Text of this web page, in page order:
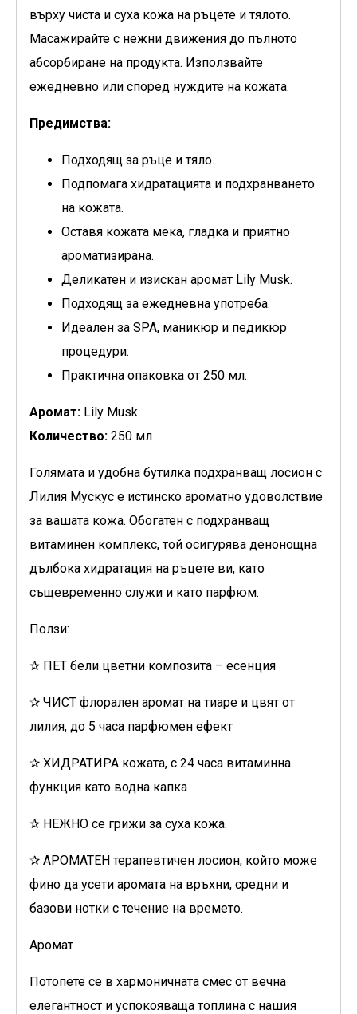
върху чиста и суха кожа на ръцете и тялото.
Масажирайте с нежни движения до пълното
абсорбиране на продукта. Използвайте
ежедневно или според нуждите на кожата.
Предимства:
Подходящ за ръце и тяло.
Подпомага хидратацията и подхранването
на кожата.
Оставя кожата мека, гладка и приятно
ароматизирана.
Деликатен и изискан аромат Lily Musk.
Подходящ за ежедневна употреба.
Идеален за SPA, маникюр и педикюр
процедури.
Практична опаковка от 250 мл.
Аромат: Lily Musk
Количество: 250 мл
Голямата и удобна бутилка подхранващ лосион с
Лилия Мускус е истинско ароматно удоволствие
за вашата кожа. Обогатен с подхранващ
витаминен комплекс, той осигурява денонощна
дълбока хидратация на ръцете ви, като
същевременно служи и като парфюм.
Ползи:
✰ ПЕТ бели цветни композита – есенция
✰ ЧИСТ флорален аромат на тиаре и цвят от
лилия, до 5 часа парфюмен ефект
✰ ХИДРАТИРА кожата, с 24 часа витаминна
функция като водна капка
✰ НЕЖНО се грижи за суха кожа.
✰ АРОМАТЕН терапевтичен лосион, който може
фино да усети аромата на връхни, средни и
базови нотки с течение на времето.
Аромат
Потопете се в хармоничната смес от вечна
елегантност и успокояваща топлина с нашия